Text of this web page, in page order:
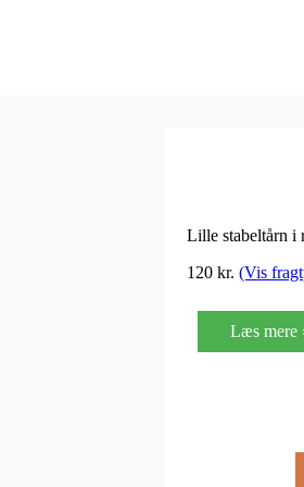
Lille stabeltårn i
120 kr. (Vis
Læs mere